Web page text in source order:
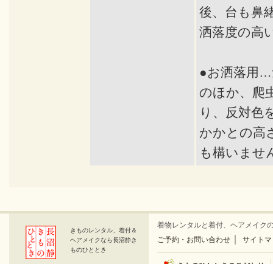
後、台も鼻
洒落度の高
●お洒落用…
のほか、爬
り、反対色
かかとの高
も構いませ
きものレンタル、着付＆
ヘアメイクなら長沼静き
ものひととき
着物レンタルと着付、ヘアメイク
ご予約・お問い合わせ
サイト